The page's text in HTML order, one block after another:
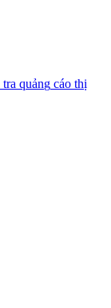
tra quảng cáo thị